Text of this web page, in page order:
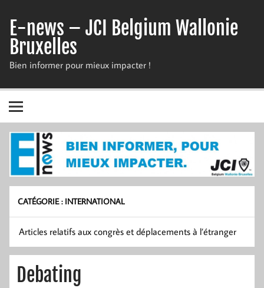
content
E-news – JCI Belgium Wallonie
Bruxelles
Bien informer pour mieux impacter !
CATÉGORIE : INTERNATIONAL
Articles relatifs aux congrès et déplacements à l’étranger
Debating